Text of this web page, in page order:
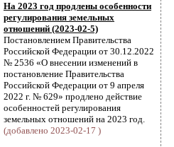
На 2023 год продлены особенности
регулирования земельных
отношений (2023-02-5)
Постановлением Правительства
Российской Федерации от 30.12.2022
№ 2536 «О внесении изменений в
постановление Правительства
Российской Федерации от 9 апреля
2022 г. № 629» продлено действие
особенностей регулирования
земельных отношений на 2023 год.
(добавлено 2023-02-17 )